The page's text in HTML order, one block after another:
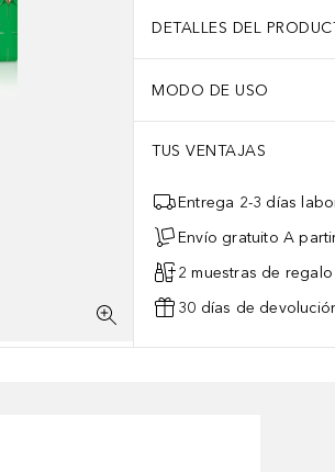
DETALLES DEL
MODO DE USO
TUS VENTAJAS
Entrega 2-3 días
Envío gratuito A
2 muestras de regalo
30 días de